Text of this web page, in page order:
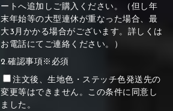
ートへ追加しご購入ください。（但し年
末年始等の大型連休が重なった場合、最
大3月かかる場合がございます。詳しくは
お電話にてご連絡ください。）
2.確認事項※必須
注文後、生地色・ステッチ色発送先の
変更等はできません。この条件に同意し
ました。